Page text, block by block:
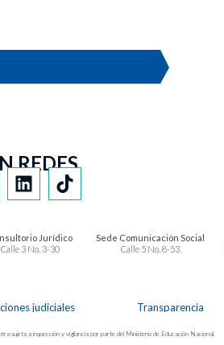
REDES
Jurídico
Calle 3 No. 3-30
Sede Comunicación Social
Calle 5 No. 8-53
judiciales Transparencia
sujeta a inspección y vigilancia por parte del Ministerio de Educación Nacional.